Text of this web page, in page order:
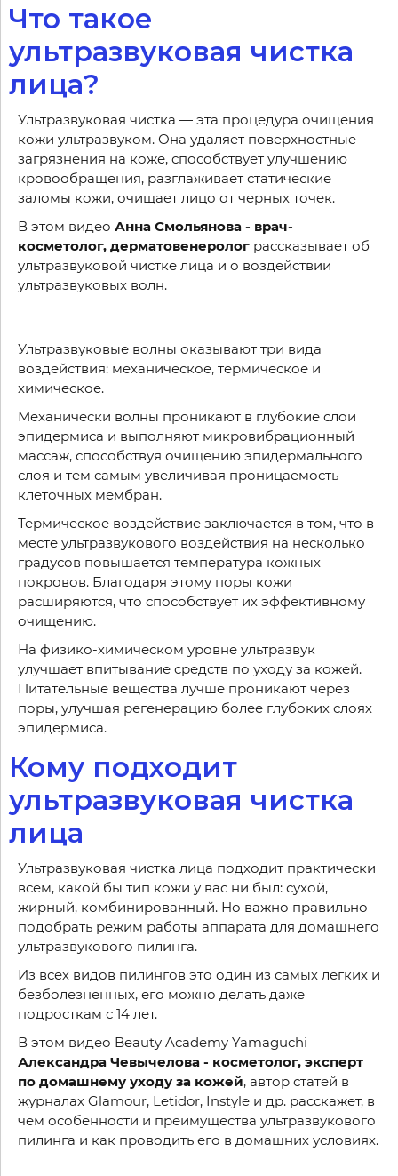
Что такое
ультразвуковая чистка
лица?
Ультразвуковая чистка — эта процедура очищения
кожи ультразвуком. Она удаляет поверхностные
загрязнения на коже, способствует улучшению
кровообращения, разглаживает статические
заломы кожи, очищает лицо от черных точек.
В этом видео Анна Смольянова - врач-
косметолог, дерматовенеролог рассказывает об
ультразвуковой чистке лица и о воздействии
ультразвуковых волн.
Ультразвуковые волны оказывают три вида
воздействия: механическое, термическое и
химическое.
Механически волны проникают в глубокие слои
эпидермиса и выполняют микровибрационный
массаж, способствуя очищению эпидермального
слоя и тем самым увеличивая проницаемость
клеточных мембран.
Термическое воздействие заключается в том, что в
месте ультразвукового воздействия на несколько
градусов повышается температура кожных
покровов. Благодаря этому поры кожи
расширяются, что способствует их эффективному
очищению.
На физико-химическом уровне ультразвук
улучшает впитывание средств по уходу за кожей.
Питательные вещества лучше проникают через
поры, улучшая регенерацию более глубоких слоях
эпидермиса.
Кому подходит
ультразвуковая чистка
лица
Ультразвуковая чистка лица подходит практически
всем, какой бы тип кожи у вас ни был: сухой,
жирный, комбинированный. Но важно правильно
подобрать режим работы аппарата для домашнего
ультразвукового пилинга.
Из всех видов пилингов это один из самых легких и
безболезненных, его можно делать даже
подросткам с 14 лет.
В этом видео Beauty Academy Yamaguchi
Александра Чевычелова - косметолог, эксперт
по домашнему уходу за кожей, автор статей в
журналах Glamour, Letidor, Instyle и др. расскажет, в
чём особенности и преимущества ультразвукового
пилинга и как проводить его в домашних условиях.